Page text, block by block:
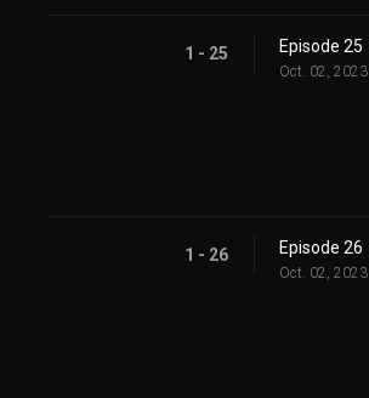
1 - 25 Episode 25
Oct. 02, 2023
1 - 26 Episode 26
Oct. 02, 2023